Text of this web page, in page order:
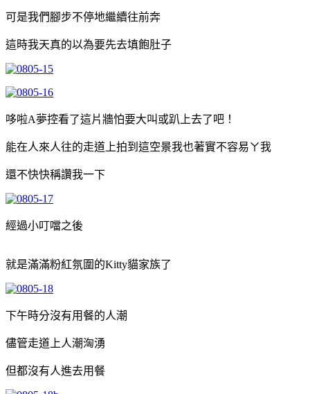
可是我們腳步不停地繼續往前奔
這時我天真的以為要先去填飽肚子
哆啦A夢控看了這片牆怕要大叫或趴上去了吧！
能在人來人往的走道上拍到這空景我也著實不容易ㄚ我
還不快快稱讚我一下
經過小叮噹之後
就是滿滿粉紅氛圍的Kitty貓家族了
下午時分沒有用餐的人潮
儘管走道上人潮洶湧
但都沒有人進去用餐